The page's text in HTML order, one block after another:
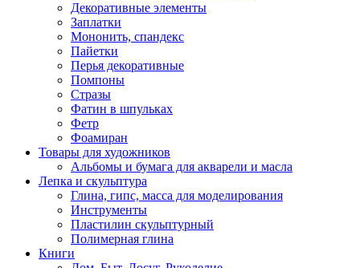
Декоративные элементы
Заплатки
Мононить, спандекс
Пайетки
Перья декоративные
Помпоны
Стразы
Фатин в шпульках
Фетр
Фоамиран
Товары для художников
Альбомы и бумага для акварели и масла
Лепка и скульптура
Глина, гипс, масса для моделирования
Инструменты
Пластилин скульптурный
Полимерная глина
Книги